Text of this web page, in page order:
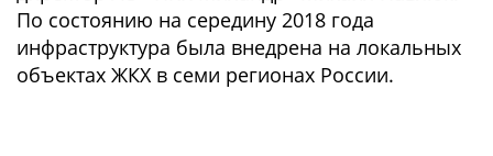
По состоянию на середину 2018 года
инфраструктура была внедрена на локальных
объектах ЖКХ в семи регионах России.